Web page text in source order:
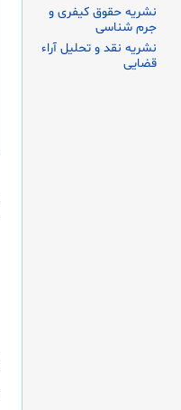
نشریه حقوق کیفری و
جرم شناسی
نشریه نقد و تحلیل آراء
قضایی